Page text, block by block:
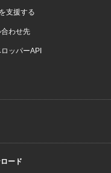
支援する
合わせ先
ッパーAPI
ード